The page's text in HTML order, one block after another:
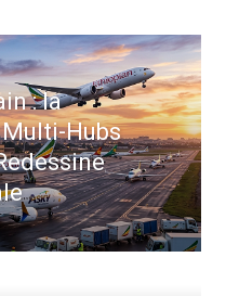
États-Unis
de dollars
Los Angeles et